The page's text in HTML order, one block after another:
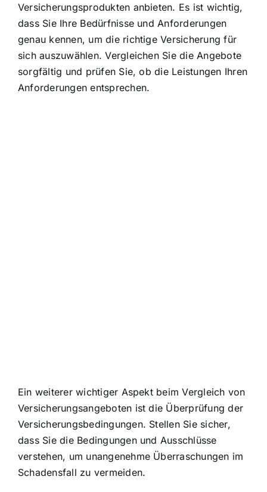
Versicherungsprodukten anbieten. Es ist wichtig,
dass Sie Ihre Bedürfnisse und Anforderungen
genau kennen, um die richtige Versicherung für
sich auszuwählen. Vergleichen Sie die Angebote
sorgfältig und prüfen Sie, ob die Leistungen Ihren
Anforderungen entsprechen.
Ein weiterer wichtiger Aspekt beim Vergleich von
Versicherungsangeboten ist die Überprüfung der
Versicherungsbedingungen. Stellen Sie sicher,
dass Sie die Bedingungen und Ausschlüsse
verstehen, um unangenehme Überraschungen im
Schadensfall zu vermeiden.